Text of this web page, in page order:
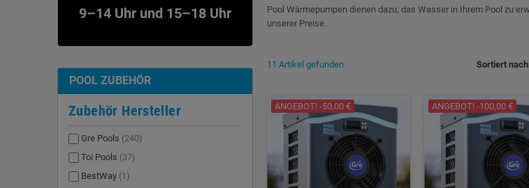
9–14 Uhr und 15–18 Uhr
POOL ZUBEHÖR
Zubehör Hersteller
Gre Pools (240)
Toi Pools (37)
BestWay (1)
Pool Wärmepumpen dienen dazu, das Wasser in Ihrem Pool zu
unserer Preise.
Sortiert
11 Artikel gefunden
ANGEBOT! -50,00 € ANGEBOT! -100,00 €